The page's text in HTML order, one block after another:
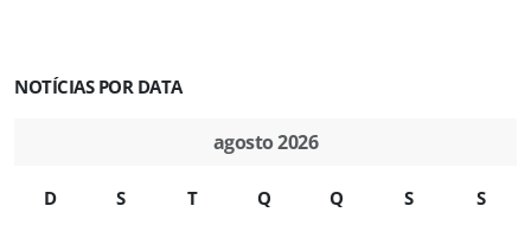
NOTÍCIAS POR DATA
agosto 2026
D S T Q Q S S